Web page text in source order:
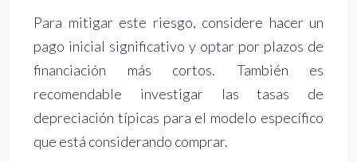
Para mitigar este riesgo, considere hacer un
pago inicial significativo y optar por plazos de
financiación más cortos. También es
recomendable investigar las tasas de
depreciación típicas para el modelo específico
que está considerando comprar.